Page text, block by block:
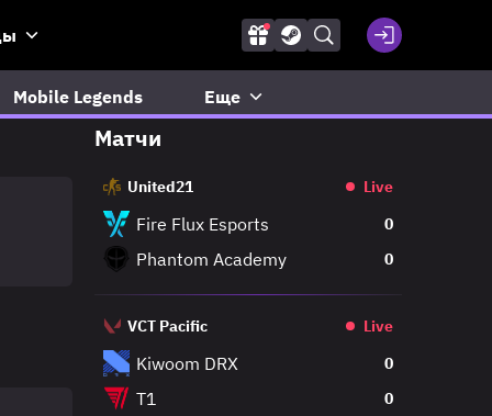
Mobile Legends Еще
Матчи
United21 Live
Fire Flux Esports 0
Phantom Academy 0
VCT Pacific Live
Kiwoom DRX 0
T1 0